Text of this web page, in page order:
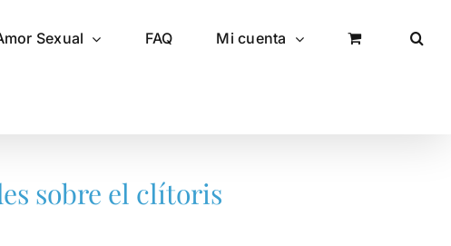
Sexual FAQ Mi cuenta
sobre el clítoris